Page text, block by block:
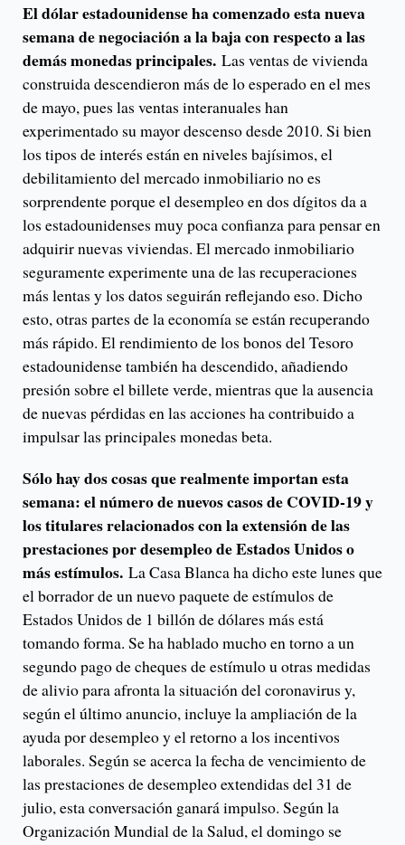
El dólar estadounidense ha comenzado esta nueva
semana de negociación a la baja con respecto a las
demás monedas principales. Las ventas de vivienda
construida descendieron más de lo esperado en el mes
de mayo, pues las ventas interanuales han
experimentado su mayor descenso desde 2010. Si bien
los tipos de interés están en niveles bajísimos, el
debilitamiento del mercado inmobiliario no es
sorprendente porque el desempleo en dos dígitos da a
los estadounidenses muy poca confianza para pensar en
adquirir nuevas viviendas. El mercado inmobiliario
seguramente experimente una de las recuperaciones
más lentas y los datos seguirán reflejando eso. Dicho
esto, otras partes de la economía se están recuperando
más rápido. El rendimiento de los bonos del Tesoro
estadounidense también ha descendido, añadiendo
presión sobre el billete verde, mientras que la ausencia
de nuevas pérdidas en las acciones ha contribuido a
impulsar las principales monedas beta.
Sólo hay dos cosas que realmente importan esta
semana: el número de nuevos casos de COVID-19 y
los titulares relacionados con la extensión de las
prestaciones por desempleo de Estados Unidos o
más estímulos. La Casa Blanca ha dicho este lunes que
el borrador de un nuevo paquete de estímulos de
Estados Unidos de 1 billón de dólares más está
tomando forma. Se ha hablado mucho en torno a un
segundo pago de cheques de estímulo u otras medidas
de alivio para afronta la situación del coronavirus y,
según el último anuncio, incluye la ampliación de la
ayuda por desempleo y el retorno a los incentivos
laborales. Según se acerca la fecha de vencimiento de
las prestaciones de desempleo extendidas del 31 de
julio, esta conversación ganará impulso. Según la
Organización Mundial de la Salud, el domingo se